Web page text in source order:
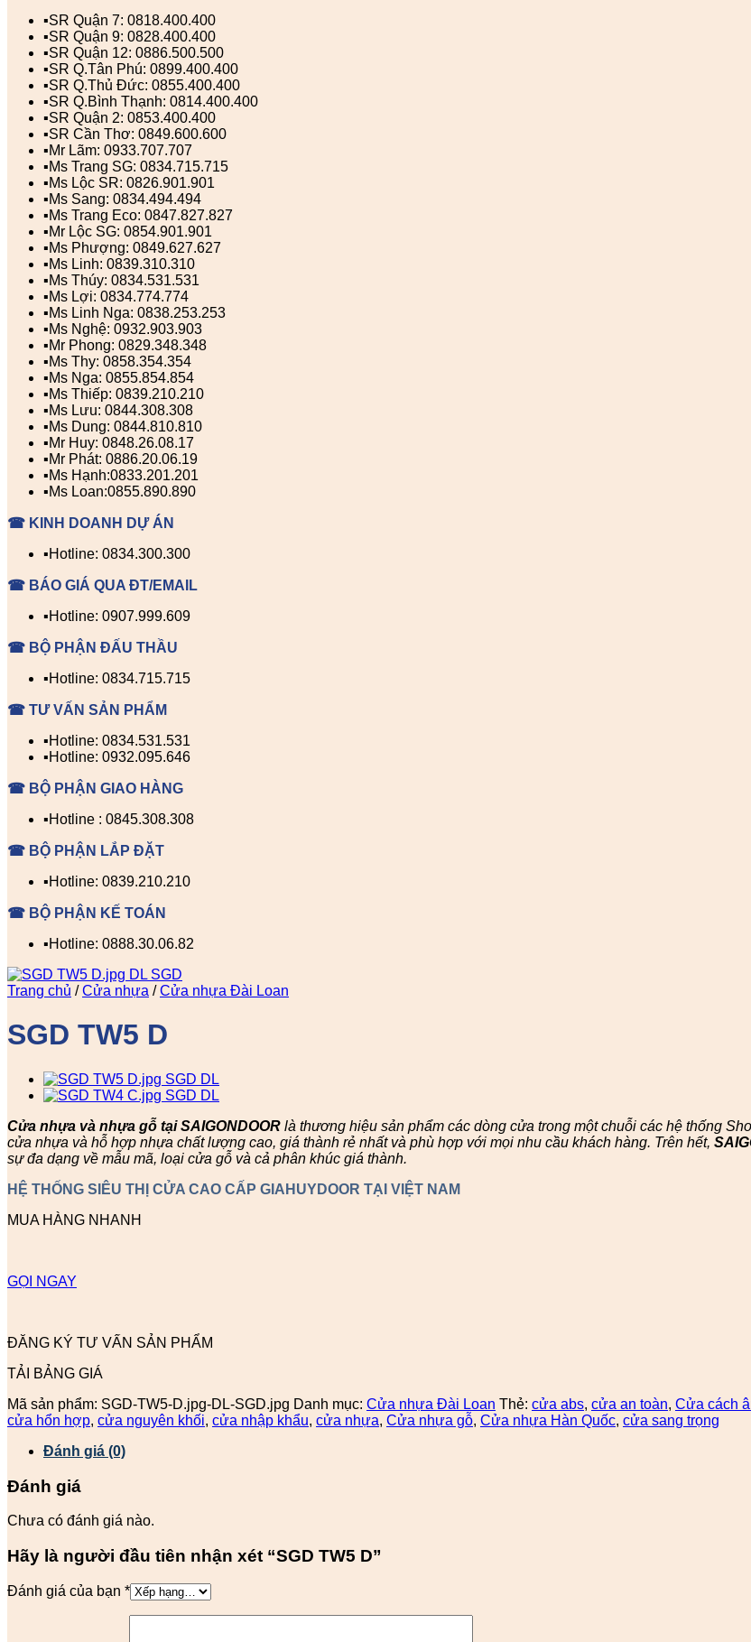
▪️SR Quận 7: 0818.400.400
▪️SR Quận 9: 0828.400.400
▪️SR Quận 12: 0886.500.500
▪️SR Q.Tân Phú: 0899.400.400
▪️SR Q.Thủ Đức: 0855.400.400
▪️SR Q.Bình Thạnh: 0814.400.400
▪️SR Quận 2: 0853.400.400
▪️SR Cần Thơ: 0849.600.600
▪️Mr Lãm: 0933.707.707
▪️Ms Trang SG: 0834.715.715
▪️Ms Lộc SR: 0826.901.901
▪️Ms Sang: 0834.494.494
▪️Ms Trang Eco: 0847.827.827
▪️Mr Lộc SG: 0854.901.901
▪️Ms Phượng: 0849.627.627
▪️Ms Linh: 0839.310.310
▪️Ms Thúy: 0834.531.531
▪️Ms Lợi: 0834.774.774
▪️Ms Linh Nga: 0838.253.253
▪️Ms Nghệ: 0932.903.903
▪️Mr Phong: 0829.348.348
▪️Ms Thy: 0858.354.354
▪️Ms Nga: 0855.854.854
▪️Ms Thiếp: 0839.210.210
▪️Ms Lưu: 0844.308.308
▪️Ms Dung: 0844.810.810
▪️Mr Huy: 0848.26.08.17
▪️Mr Phát: 0886.20.06.19
▪️Ms Hạnh:0833.201.201
▪️Ms Loan:0855.890.890
☎ KINH DOANH DỰ ÁN
▪️Hotline: 0834.300.300
☎ BÁO GIÁ QUA ĐT/EMAIL
▪️Hotline: 0907.999.609
☎ BỘ PHẬN ĐẤU THẦU
▪️Hotline: 0834.715.715
☎ TƯ VẤN SẢN PHẨM
▪️Hotline: 0834.531.531
▪️Hotline: 0932.095.646
☎ BỘ PHẬN GIAO HÀNG
▪️Hotline : 0845.308.308
☎ BỘ PHẬN LẮP ĐẶT
▪️Hotline: 0839.210.210
☎ BỘ PHẬN KẾ TOÁN
▪️Hotline: 0888.30.06.82
Trang chủ / Cửa nhựa / Cửa nhựa Đài Loan
SGD TW5 D
Cửa nhựa và nhựa gỗ tại SAIGONDOOR là thương hiệu sản phẩm các dòng cửa trong một chuỗi các hệ thống
cửa nhựa và hỗ hợp nhựa chất lượng cao, giá thành rẻ nhất và phù hợp với mọi nhu cầu khách hàng. Trên hết,
sự đa dạng về mẫu mã, loại cửa gỗ và cả phân khúc giá thành.
HỆ THỐNG SIÊU THỊ CỬA CAO CẤP GIAHUYDOOR TẠI VIỆT NAM
MUA HÀNG NHANH
GỌI NGAY
ĐĂNG KÝ TƯ VẤN SẢN PHẨM
TẢI BẢNG GIÁ
Mã sản phẩm: SGD-TW5-D.jpg-DL-SGD.jpg Danh mục: Cửa nhựa Đài Loan Thẻ: cửa abs, cửa an toàn, Cửa cách
cửa hổn hợp, cửa nguyên khối, cửa nhập khẩu, cửa nhựa, Cửa nhựa gỗ, Cửa nhựa Hàn Quốc, cửa sang trọng
Đánh giá (0)
Đánh giá
Chưa có đánh giá nào.
Hãy là người đầu tiên nhận xét “SGD TW5 D”
Đánh giá của bạn *